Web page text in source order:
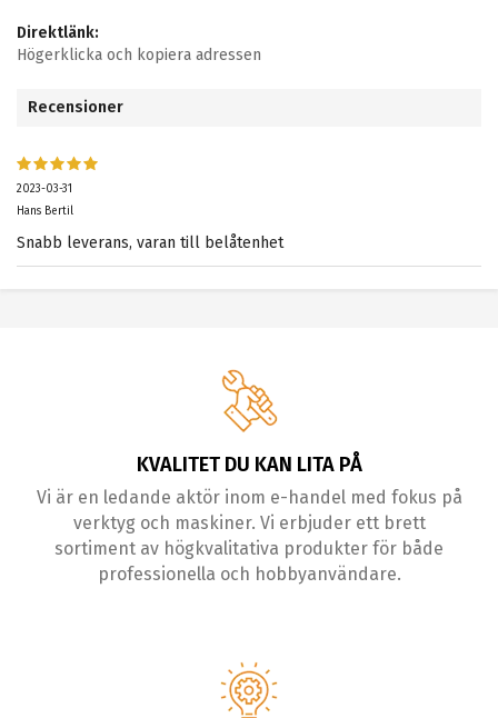
Direktlänk:
Högerklicka och kopiera adressen
Recensioner
2023-03-31
Hans Bertil
Snabb leverans, varan till belåtenhet
KVALITET DU KAN LITA PÅ
Vi är en ledande aktör inom e-handel med fokus på
verktyg och maskiner. Vi erbjuder ett brett
sortiment av högkvalitativa produkter för både
professionella och hobbyanvändare.